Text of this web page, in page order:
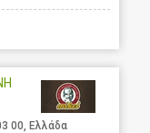
00, Ελλάδα